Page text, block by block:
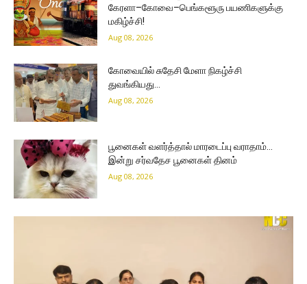
கேரளா–கோவை–பெங்களூரு பயணிகளுக்கு
மகிழ்ச்சி!
Aug 08, 2026
கோவையில் சுதேசி மேளா நிகழ்ச்சி
துவங்கியது…
Aug 08, 2026
பூனைகள் வளர்த்தால் மாரடைப்பு வராதாம்…
இன்று சர்வதேச பூனைகள் தினம்
Aug 08, 2026